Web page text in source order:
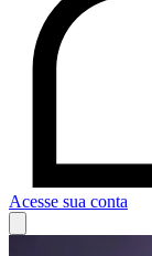
Acesse sua conta